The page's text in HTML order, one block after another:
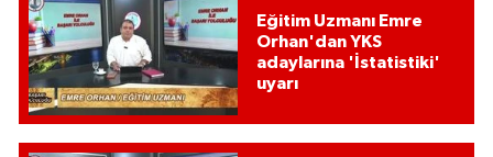
Eğitim Uzmanı Emre
Orhan'dan YKS
adaylarına 'İstatistiki'
uyarı